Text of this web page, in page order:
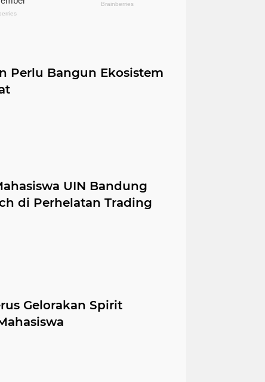
Perlu Bangun Ekosistem
UIN Bandung
di Perhelatan Trading
Gelorakan Spirit